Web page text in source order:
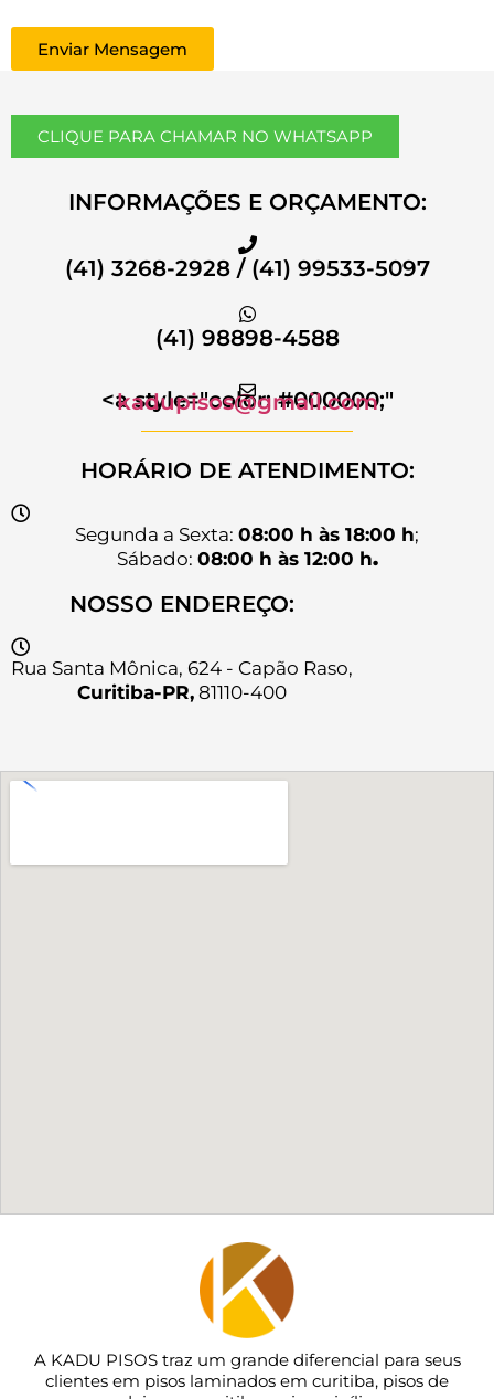
Enviar Mensagem
CLIQUE PARA CHAMAR NO WHATSAPP
INFORMAÇÕES E ORÇAMENTO:
(41) 3268-2928 / (41) 99533-5097
(41) 98898-4588
<a style="color: #000000;"
kadupisos@gmail.com
HORÁRIO DE ATENDIMENTO:
Segunda a Sexta: 08:00 h às 18:00 h;
Sábado: 08:00 h às 12:00 h.
NOSSO ENDEREÇO:
Rua Santa Mônica, 624 - Capão Raso,
Curitiba-PR, 81110-400
A KADU PISOS traz um grande diferencial para seus
clientes em pisos laminados em curitiba, pisos de